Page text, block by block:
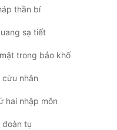
thần bí
sạ tiết
trong bảo khố
cừu nhân
hai nhập môn
đoàn tụ